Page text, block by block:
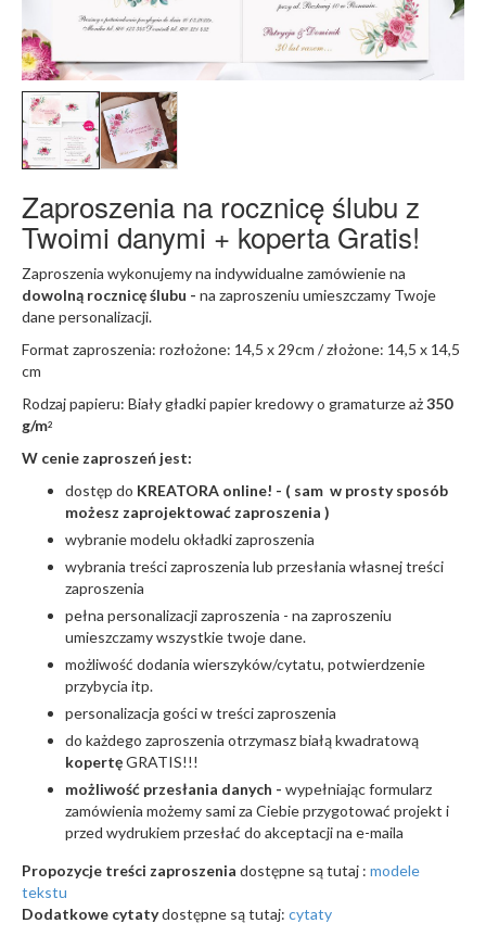
Zaproszenia na rocznicę ślubu z
Twoimi danymi + koperta Gratis!
Zaproszenia wykonujemy na indywidualne zamówienie na
dowolną rocznicę ślubu - na zaproszeniu umieszczamy Twoje
dane personalizacji.
Format zaproszenia: rozłożone: 14,5 x 29cm / złożone: 14,5 x 14,5
cm
Rodzaj papieru: Biały gładki papier kredowy o gramaturze aż350
g/m2
W cenie zaproszeń jest:
dostęp do KREATORA online! - ( sam w prosty sposób
możesz zaprojektować zaproszenia )
wybranie modelu okładki zaproszenia
wybrania treści zaproszenia lub przesłania własnej treści
zaproszenia
pełna personalizacji zaproszenia - na zaproszeniu
umieszczamy wszystkie twoje dane.
możliwość dodania wierszyków/cytatu, potwierdzenie
przybycia itp.
personalizacja gości w treści zaproszenia
do każdego zaproszenia otrzymasz białą kwadratową
kopertęGRATIS!!!
możliwość przesłania danych - wypełniając formularz
zamówienia możemy sami za Ciebie przygotować projekt i
przed wydrukiem przesłać do akceptacji na e-maila
Propozycje treści zaproszenia dostępne są tutaj : modele
tekstu
Dodatkowe cytatydostępne są tutaj: cytaty